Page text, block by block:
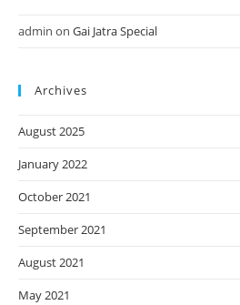
admin on Gai Jatra Special
Archives
August 2025
January 2022
October 2021
September 2021
August 2021
May 2021